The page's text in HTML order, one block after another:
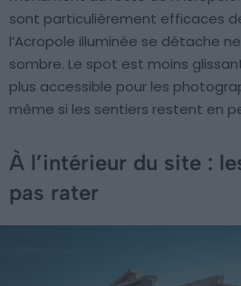
sont particulièrement efficaces
l’Acropole illuminée se détache
sombre. Le spot est moins
plus accessible pour les
même si les sentiers restent en
À l’intérieur du site :
pas rater